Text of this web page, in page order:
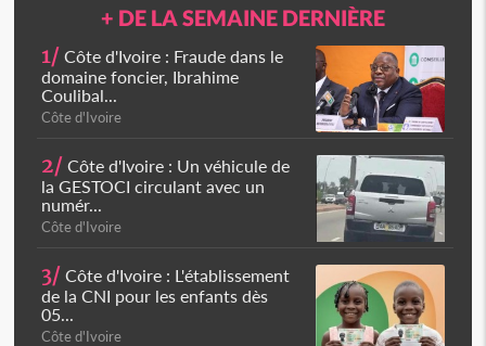
+ DE LA SEMAINE DERNIÈRE
1/ Côte d'Ivoire : Fraude dans le
domaine foncier, Ibrahime
Coulibal...
Côte d'Ivoire
2/ Côte d'Ivoire : Un véhicule de
la GESTOCI circulant avec un
numér...
Côte d'Ivoire
3/ Côte d'Ivoire : L'établissement
de la CNI pour les enfants dès
05...
Côte d'Ivoire